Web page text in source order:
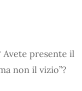
Avete presente il
non il vizio”?